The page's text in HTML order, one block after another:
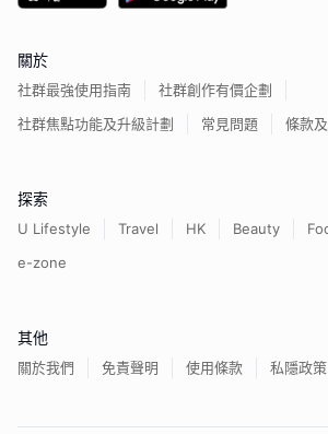
關於
社群最強使用指南
社群創作有價企劃
社群焦點功能及升級計劃
常見問題 條款
探索
U Lifestyle Travel HK Beauty
e-zone
其他
關於我們 免責聲明 使用條款 私隱政策